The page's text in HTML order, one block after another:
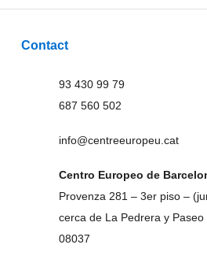
Contact
93 430 99 79
687 560 502
info@centreeuropeu.cat
Centro Europeo de
Provenza 281 – 3er piso –
cerca de La Pedrera y
08037